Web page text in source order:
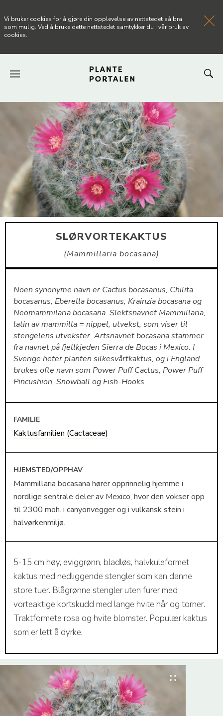
FORSIDEN
NYHETER
ARTIKLER
OM PLANTEPORTALEN
KONTAKT
Vi bruker cookies for å gjøre din opplevelse av nettstedet så bra
som mulig. Ved å bruke dette nettstedet samtykker du i vår bruk av
cookies.
SLØRVORTEKAKTUS
Mammillaria bocasana
Noen synonyme navn er Cactus bocasanus, Chilita
bocasanus, Eberella bocasanus, Krainzia bocasana og
Neomammilaria bocasana. Slektsnavnet Mammillaria,
latin av mammilla = nippel, utvekst, som viser til
stengelens utvekster. Artsnavnet bocasana stammer
fra navnet på fjellkjeden Sierra de Bocas i Mexico. I
Sverige heter planten silkesvårtkaktus, og i England
brukes ofte navn som Power Puff Cactus, Power Puff
Pincushion, Snowball og Fish-Hooks.
FAMILIE
Kaktusfamilien (Cactaceae)
HJEMSTED/OPPHAV
Mammillaria bocasana hører opprinnelig hjemme i
nordlige sentrale deler av Mexico, hvor den vokser opp
til 2300 moh. i canyonvegger og i vulkansk stein i
halvørkenmiljø.
5-15 cm høy, eviggrønn, bladløs, halvkuleformet
kaktus med nedliggende stengler som kan danne
store tuer. Blågrønne stengler uten furer med
vorteaktige kortskudd med lange hvite hår og torner.
Traktformete rosa og hvite blomster. Populær kaktus
som er lett å dyrke.